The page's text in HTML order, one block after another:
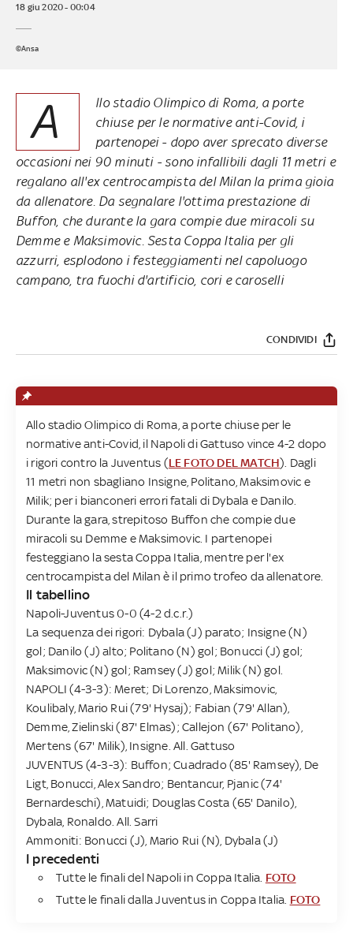
18 giu 2020 - 00:04
©Ansa
A
llo stadio Olimpico di Roma, a porte
chiuse per le normative anti-Covid, i
partenopei - dopo aver sprecato diverse
occasioni nei 90 minuti - sono infallibili dagli 11 metri e
regalano all'ex centrocampista del Milan la prima gioia
da allenatore. Da segnalare l'ottima prestazione di
Buffon, che durante la gara compie due miracoli su
Demme e Maksimovic. Sesta Coppa Italia per gli
azzurri, esplodono i festeggiamenti nel capoluogo
campano, tra fuochi d'artificio, cori e caroselli
CONDIVIDI
Allo stadio Olimpico di Roma, a porte chiuse per le
normative anti-Covid, il Napoli di Gattuso vince 4-2 dopo
i rigori contro la Juventus (LE FOTO DEL MATCH). Dagli
11 metri non sbagliano Insigne, Politano, Maksimovic e
Milik; per i bianconeri errori fatali di Dybala e Danilo.
Durante la gara, strepitoso Buffon che compie due
miracoli su Demme e Maksimovic. I partenopei
festeggiano la sesta Coppa Italia, mentre per l'ex
centrocampista del Milan è il primo trofeo da allenatore.
Il tabellino
Napoli-Juventus 0-0 (4-2 d.c.r.)
La sequenza dei rigori: Dybala (J) parato; Insigne (N)
gol; Danilo (J) alto; Politano (N) gol; Bonucci (J) gol;
Maksimovic (N) gol; Ramsey (J) gol; Milik (N) gol.
NAPOLI (4-3-3): Meret; Di Lorenzo, Maksimovic,
Koulibaly, Mario Rui (79' Hysaj); Fabian (79' Allan),
Demme, Zielinski (87' Elmas); Callejon (67' Politano),
Mertens (67' Milik), Insigne. All. Gattuso
JUVENTUS (4-3-3): Buffon; Cuadrado (85' Ramsey), De
Ligt, Bonucci, Alex Sandro; Bentancur, Pjanic (74'
Bernardeschi), Matuidi; Douglas Costa (65' Danilo),
Dybala, Ronaldo. All. Sarri
Ammoniti: Bonucci (J), Mario Rui (N), Dybala (J)
I precedenti
Tutte le finali del Napoli in Coppa Italia. FOTO
Tutte le finali dalla Juventus in Coppa Italia. FOTO